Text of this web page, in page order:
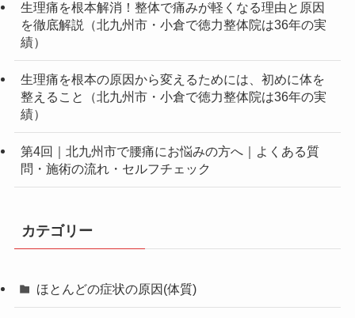
生理痛を根本解消！整体で痛みが軽くなる理由と原因
を徹底解説（北九州市・小倉で徳力整体院は36年の実
績）
生理痛を根本の原因から変えるためには、初めに体を
整えること（北九州市・小倉で徳力整体院は36年の実
績）
第4回｜北九州市で腰痛にお悩みの方へ｜よくある質
問・施術の流れ・セルフチェック
カテゴリー
ほとんどの症状の原因(体質)